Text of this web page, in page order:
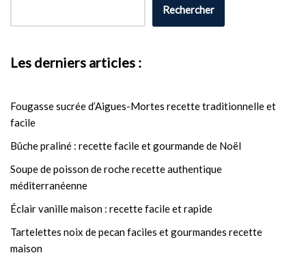
Rechercher
Les derniers articles :
Fougasse sucrée d’Aigues-Mortes recette traditionnelle et
facile
Bûche praliné : recette facile et gourmande de Noël
Soupe de poisson de roche recette authentique
méditerranéenne
Éclair vanille maison : recette facile et rapide
Tartelettes noix de pecan faciles et gourmandes recette
maison